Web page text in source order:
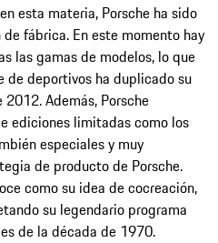
esta materia, Porsche ha sido
fábrica. En este momento hay
las gamas de modelos, lo que
deportivos ha duplicado su
Además, Porsche
ediciones limitadas como los
especiales y muy
de producto de Porsche.
como su idea de cocreación,
su legendario programa
de la década de 1970.